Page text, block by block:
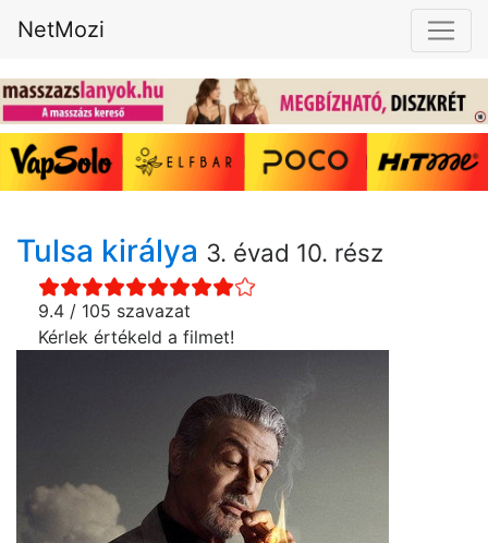
NetMozi
Tulsa királya 3. évad 10. rész
9.4 / 105 szavazat
Kérlek értékeld a filmet!